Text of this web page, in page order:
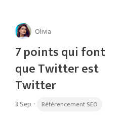
Olivia
7 points qui font
que Twitter est
Twitter
3 Sep · Référencement SEO